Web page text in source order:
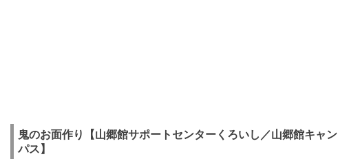
鬼のお面作り【山郷館サポートセンターくろいし／山郷館キャン
パス】